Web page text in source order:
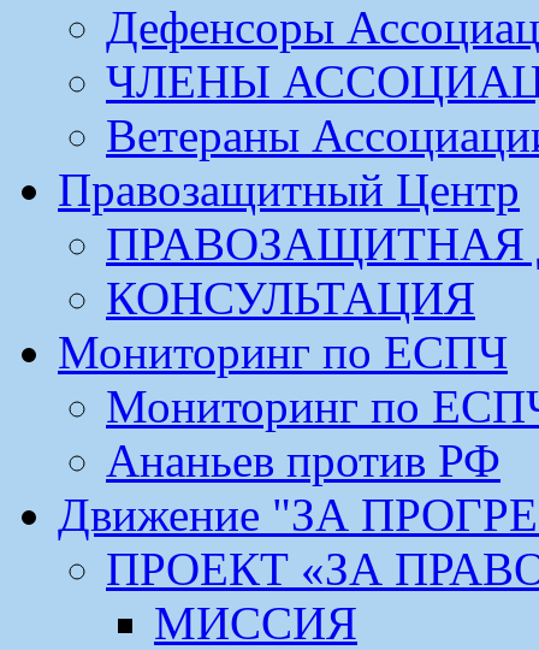
Дефенсоры
ЧЛЕНЫ
Ветераны
Правозащитный Центр
ПРАВОЗАЩИТНАЯ
КОНСУЛЬТАЦИЯ
Мониторинг по ЕСПЧ
Мониторинг по
Ананьев против РФ
Движение "ЗА
ПРОЕКТ «ЗА
МИССИЯ